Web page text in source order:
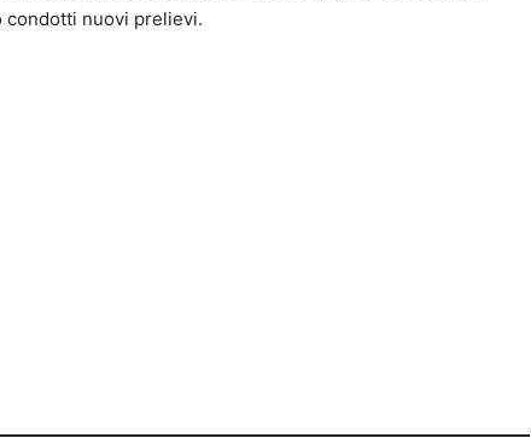
condotti nuovi prelievi.